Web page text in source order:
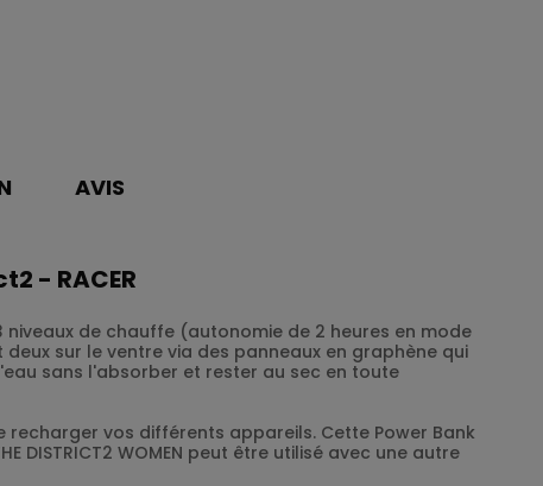
AVIS
- RACER
niveaux de chauffe (autonomie de 2 heures en mode
sur le ventre via des panneaux en graphène qui
sans l'absorber et rester au sec en toute
vos différents appareils. Cette Power Bank
WOMEN peut être utilisé avec une autre